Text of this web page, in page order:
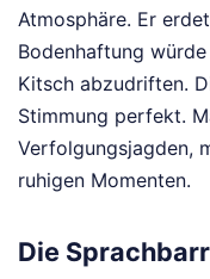
Atmosphäre. Er
Bodenhaftung
Kitsch abzudriften.
Stimmung perfekt.
Verfolgungsjagden,
ruhigen Momenten.
Die